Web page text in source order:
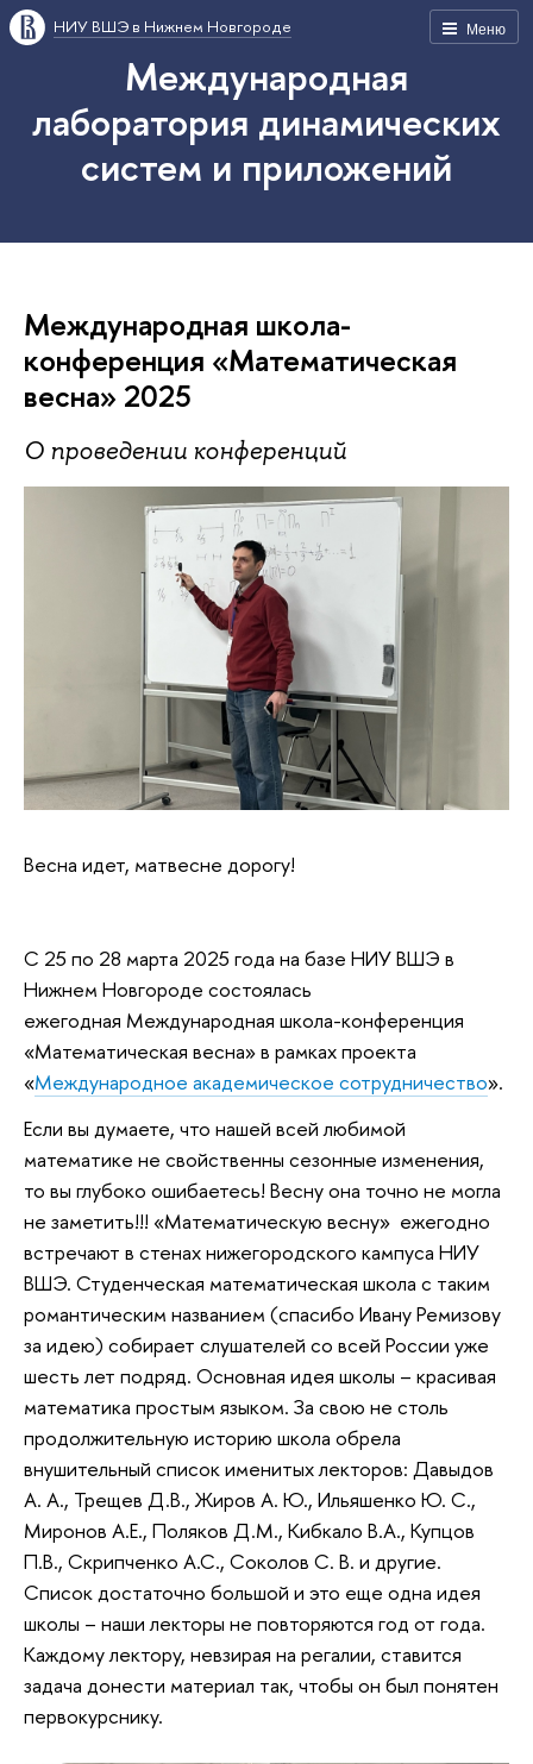
Меню
НИУ ВШЭ в Нижнем Новгороде
Международная
лаборатория динамических
систем и приложений
Международная школа-
конференция «Математическая
весна» 2025
О проведении конференций
Весна идет, матвесне дорогу!
С 25 по 28 марта 2025 года на базе НИУ ВШЭ в
Нижнем Новгороде состоялась
ежегодная Международная школа-конференция
«Математическая весна» в рамках проекта
«Международное академическое сотрудничество».
Если вы думаете, что нашей всей любимой
математике не свойственны сезонные изменения,
то вы глубоко ошибаетесь! Весну она точно не могла
не заметить!!! «Математическую весну» ежегодно
встречают в стенах нижегородского кампуса НИУ
ВШЭ. Студенческая математическая школа с таким
романтическим названием (спасибо Ивану Ремизову
за идею) собирает слушателей со всей России уже
шесть лет подряд. Основная идея школы – красивая
математика простым языком. За свою не столь
продолжительную историю школа обрела
внушительный список именитых лекторов: Давыдов
А. А., Трещев Д.В., Жиров А. Ю., Ильяшенко Ю. С.,
Миронов А.Е., Поляков Д.М., Кибкало В.А., Купцов
П.В., Скрипченко А.С., Соколов С. В. и другие.
Список достаточно большой и это еще одна идея
школы – наши лекторы не повторяются год от года.
Каждому лектору, невзирая на регалии, ставится
задача донести материал так, чтобы он был понятен
первокурснику.